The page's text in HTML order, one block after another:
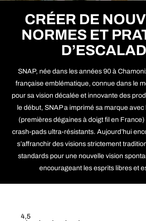
CRÉER DE
NORMES ET
SNAP, née dans les années 90 à
française emblématique, connue dans le
pour sa vision décalée et innovante des
le début, SNAP a imprimé sa marque
(premières dégaines à doigt fil en
crash-pads ultra-résistants. Aujourd’hui
s’affranchir des visions strictement
standards pour une nouvelle vision
encourageant les esprits libres et
4,5